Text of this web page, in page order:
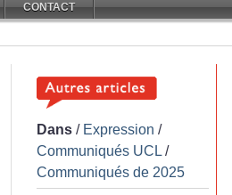
CONTACT
Dans / Expression /
Communiqués UCL /
Communiqués de 2025